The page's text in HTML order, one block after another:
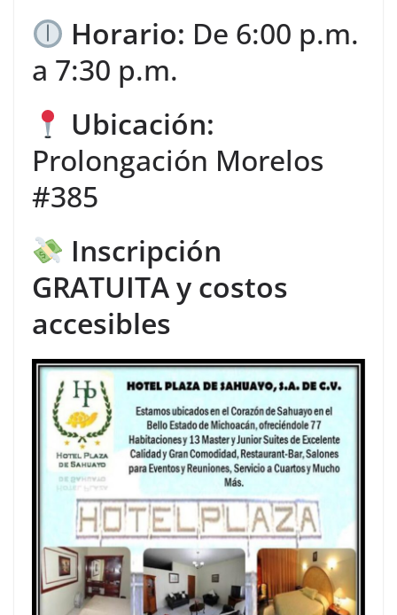
Horario: De 6:00 p.m.
a 7:30 p.m.
Ubicación:
Prolongación Morelos
#385
Inscripción
GRATUITA y costos
accesibles